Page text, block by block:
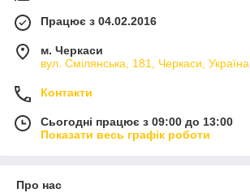
Працює з 04.02.2016
м. Черкаси
вул. Смілянська, 181, Черкаси, Україна
Контакти
Сьогодні працює з 09:00 до 13:00
Показати весь графік роботи
Про нас